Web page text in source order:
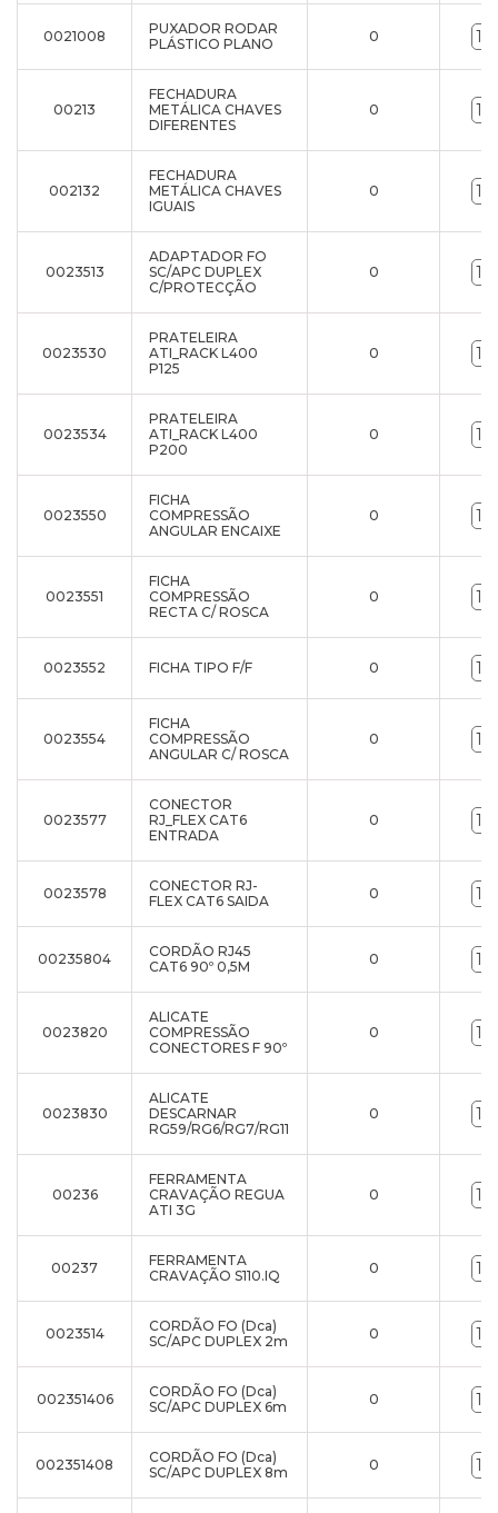
0021008
PUXADOR RODAR
PLÁSTICO PLANO
0
00213
FECHADURA
METÁLICA CHAVES
DIFERENTES
0
002132
FECHADURA
METÁLICA CHAVES
IGUAIS
0
0023513
ADAPTADOR FO
SC/APC DUPLEX
C/PROTECÇÃO
0
0023530
PRATELEIRA
ATI_RACK L400
P125
0
0023534
PRATELEIRA
ATI_RACK L400
P200
0
0023550
FICHA
COMPRESSÃO
ANGULAR ENCAIXE
0
0023551
FICHA
COMPRESSÃO
RECTA C/ ROSCA
0
0023552 FICHA TIPO F/F 0
0023554
FICHA
COMPRESSÃO
ANGULAR C/ ROSCA
0
0023577
CONECTOR
RJ_FLEX CAT6
ENTRADA
0
0023578
CONECTOR RJ-
FLEX CAT6 SAIDA
0
00235804
CORDÃO RJ45
CAT6 90º 0,5M
0
0023820
ALICATE
COMPRESSÃO
CONECTORES F 90º
0
0023830
ALICATE
DESCARNAR
RG59/RG6/RG7/RG11
0
00236
FERRAMENTA
CRAVAÇÃO REGUA
ATI 3G
0
00237
FERRAMENTA
CRAVAÇÃO S110.IQ
0
0023514
CORDÃO FO (Dca)
SC/APC DUPLEX 2m
0
002351406
CORDÃO FO (Dca)
SC/APC DUPLEX 6m
0
002351408
CORDÃO FO (Dca)
SC/APC DUPLEX 8m
0